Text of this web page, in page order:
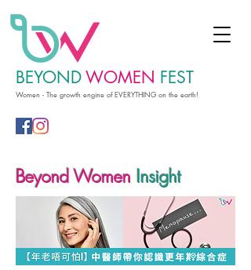
Women - The growth engine of EVERYTHING on the earth!
BEYONDWOMEN FEST
Beyond Women Insight